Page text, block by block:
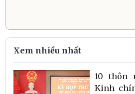
Xem nhiều nhất
10 thôn
Kinh